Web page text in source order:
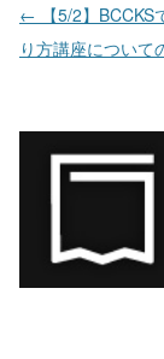
投稿ナビゲーショ
← 【5/2】
り方講座について